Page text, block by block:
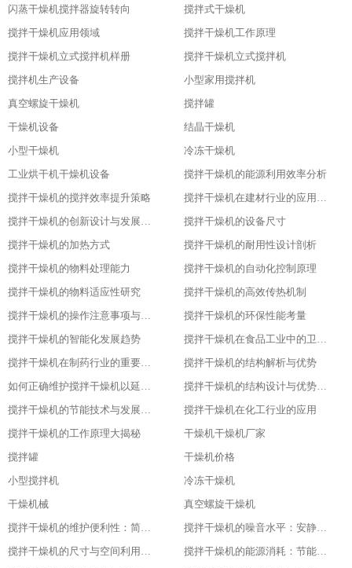
闪蒸干燥机搅拌器旋转转向
搅拌式干燥机
搅拌干燥机应用领域
搅拌干燥机工作原理
搅拌干燥机立式搅拌机样册
搅拌干燥机立式搅拌机
搅拌机生产设备
小型家用搅拌机
真空螺旋干燥机
搅拌罐
干燥机设备
结晶干燥机
小型干燥机
冷冻干燥机
工业烘干机干燥机设备
搅拌干燥机的能源利用效率分析
搅拌干燥机的搅拌效率提升策略
搅拌干燥机在建材行业的应用特点
搅拌干燥机的创新设计与发展历程
搅拌干燥机的设备尺寸
搅拌干燥机的加热方式
搅拌干燥机的耐用性设计剖析
搅拌干燥机的物料处理能力
搅拌干燥机的自动化控制原理
搅拌干燥机的物料适应性研究
搅拌干燥机的高效传热机制
搅拌干燥机的操作注意事项与安全保障
搅拌干燥机的环保性能考量
搅拌干燥机的智能化发展趋势
搅拌干燥机在食品工业中的卫生设计
搅拌干燥机在制药行业的重要应用
搅拌干燥机的结构解析与优势
如何正确维护搅拌干燥机以延长其使用寿命
搅拌干燥机的结构设计与优势分析
搅拌干燥机的节能技术与发展趋势
搅拌干燥机在化工行业的应用
搅拌干燥机的工作原理大揭秘
干燥机干燥机厂家
搅拌罐
干燥机价格
小型搅拌机
冷冻干燥机
干燥机械
真空螺旋干燥机
搅拌干燥机的维护便利性：简单易操作
搅拌干燥机的噪音水平：安静的工作环境
搅拌干燥机的尺寸与空间利用：灵活适应不同场地
搅拌干燥机的能源消耗：节能与高效的平衡